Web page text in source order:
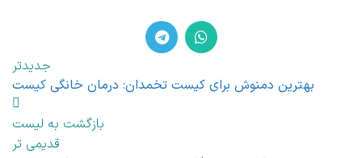
جدیدتر
بهترین دمنوش برای کیست تخمدان: درمان خانگی کیست
بازگشت به لیست
قدیمی تر